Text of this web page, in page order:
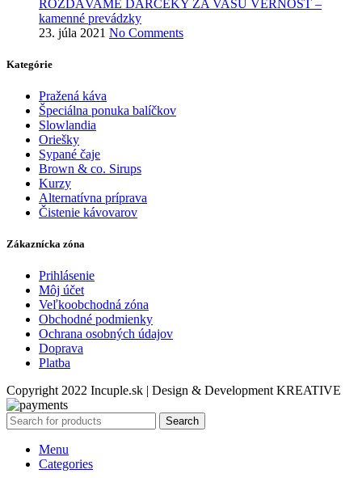
ROZDÁVAME DARČEKY ZA VAŠU VERNOSŤ –
kamenné prevádzky
23. júla 2021 No Comments
Kategórie
Pražená káva
Špeciálna ponuka balíčkov
Slowlandia
Oriešky
Sypané čaje
Brown & co. Sirups
Kurzy
Alternatívna príprava
Čistenie kávovarov
Zákaznícka zóna
Prihlásenie
Môj účet
Veľkoobchodná zóna
Obchodné podmienky
Ochrana osobných údajov
Doprava
Platba
Copyright 2022 Incuple.sk | Design & Development KREATIVE
Search
Menu
Categories